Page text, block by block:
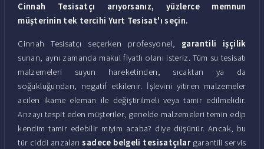
Cinnah Tesisatçı arıyorsanız, yüzlerce memnun
müşterinin tek tercihi Yurt Tesisat'ı seçin.
Cinnah Tesisatçı seçerken profesyonel, garantili işçilik
sunan, aynı zamanda makul fiyatlı olanı isteriz. Tüm su tesisatı
malzemeleri suyun hareketinden, sıcaktan ya da
soğukluğundan, negatif etkilenir. İşlevini yitiren malzemeler
acilen ikame eleman ile değiştirilmeli veya tamir edilmelidir.
Arızayı tespit eden müşteriler, genelde malzemeleri temin edip
kendim tamir edebilir miyim acaba? diye düşünür. Ancak, bu
tür ciddi arızalarısadece belgeli tesisatçılargarantili servis